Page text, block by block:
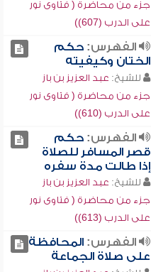
جزء من محاضرة ( فتاوى نور
على الدرب (607))
الفهرس:حكم
الختان وكيفيته
للشيخ: عبد العزيز بن باز
جزء من محاضرة ( فتاوى نور
على الدرب (610))
الفهرس:حكم
قصر المسافر للصلاة
إذا طالت مدة سفره
للشيخ: عبد العزيز بن باز
جزء من محاضرة ( فتاوى نور
على الدرب (613))
الفهرس:المحافظة
على صلاة الجماعة